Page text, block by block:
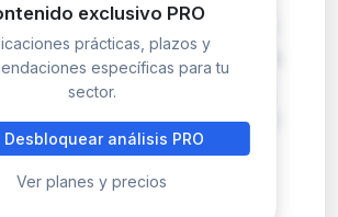
para declarar la Antigua Prisión
como Lugar de Memoria
amparo de la Ley 20/2022. El
de SIEPSE, albergó a más
en 1940, con al menos 338
exclusivo PRO
prácticas, plazos y
específicas para tu
sector.
Desbloquear análisis PRO
Ver planes y precios